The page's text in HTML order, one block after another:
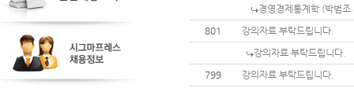
경영경제통계학 (박범
801
강의자료 부탁드립니다.
강의자료 부탁드립니다.
799
강의자료 부탁드립니다.